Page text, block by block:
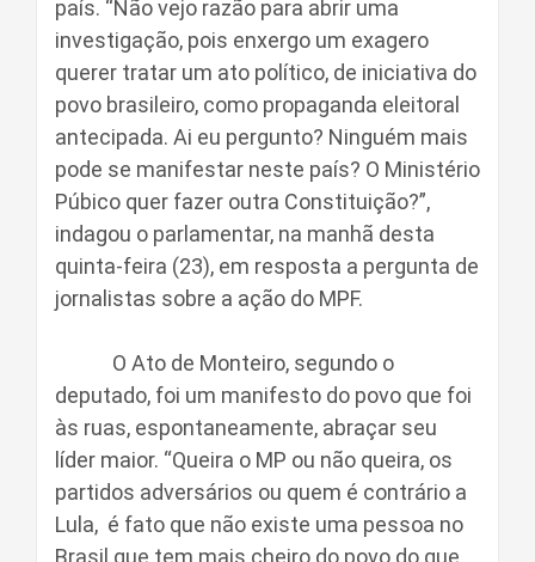
país. “Não vejo razão para abrir uma
investigação, pois enxergo um exagero
querer tratar um ato político, de iniciativa do
povo brasileiro, como propaganda eleitoral
antecipada. Ai eu pergunto? Ninguém mais
pode se manifestar neste país? O Ministério
Púbico quer fazer outra Constituição?”,
indagou o parlamentar, na manhã desta
quinta-feira (23), em resposta a pergunta de
jornalistas sobre a ação do MPF.
O Ato de Monteiro, segundo o
deputado, foi um manifesto do povo que foi
às ruas, espontaneamente, abraçar seu
líder maior. “Queira o MP ou não queira, os
partidos adversários ou quem é contrário a
Lula, é fato que não existe uma pessoa no
Brasil que tem mais cheiro do povo do que